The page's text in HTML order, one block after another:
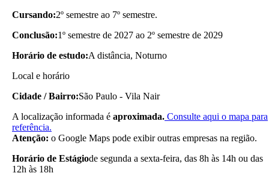
Cursando:2º semestre ao 7º semestre.
Conclusão:1º semestre de 2027 ao 2º semestre de 2029
Horário de estudo:A distância, Noturno
Local e horário
Cidade / Bairro:São Paulo - Vila Nair
A localização informada é aproximada. Consulte aqui o mapa para
referência.
Atenção: o Google Maps pode exibir outras empresas na região.
Horário de Estágiode segunda a sexta-feira, das 8h às 14h ou das
12h às 18h